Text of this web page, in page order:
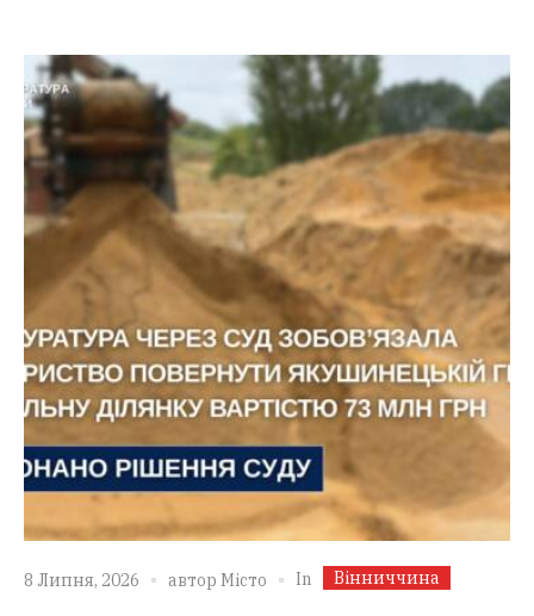
8 Липня, 2026 автор Місто In Вінниччина